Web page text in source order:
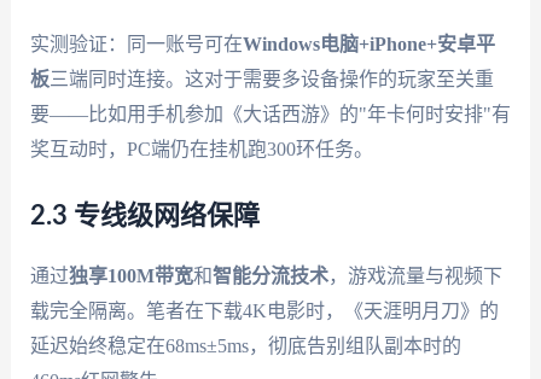
实测验证：同一账号可在Windows电脑+iPhone+安卓平
板三端同时连接。这对于需要多设备操作的玩家至关重
要——比如用手机参加《大话西游》的"年卡何时安排"有
奖互动时，PC端仍在挂机跑300环任务。
2.3 专线级网络保障
通过独享100M带宽和智能分流技术，游戏流量与视频下
载完全隔离。笔者在下载4K电影时，《天涯明月刀》的
延迟始终稳定在68ms±5ms，彻底告别组队副本时的